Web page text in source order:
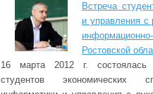
Встреча
и управления с
Ростовской
16 марта 2012 г. состоялась
студентов экономических